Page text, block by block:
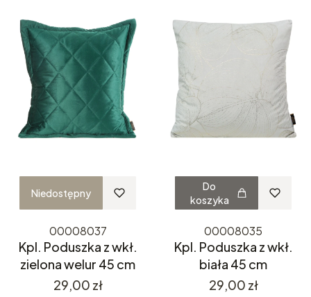
Niedostępny
00008037
Kpl. Poduszka z wkł.
zielona welur 45 cm
Cena
29,00 zł
Do
koszyka
00008035
Kpl. Poduszka z wkł.
biała 45 cm
Cena
29,00 zł